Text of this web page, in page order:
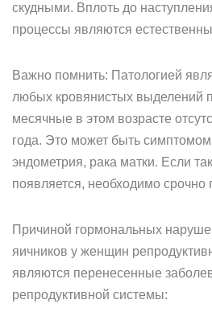
скудными. Вплоть до
процессы являются
Важно помнить: Патологией
любых кровянистых выделений
месячные в этом возрасте
года. Это может быть симптомом
эндометрия, рака матки. Если
появляется, необходимо срочно
Причиной гормональных
яичников у женщин
являются перенесенные
репродуктивной системы: